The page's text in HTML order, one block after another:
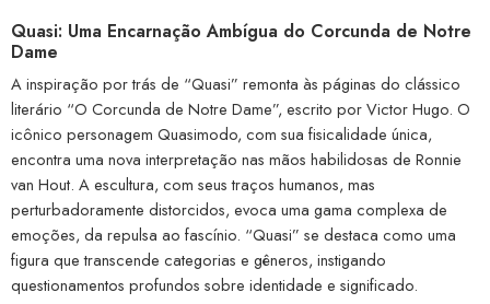
Quasi: Uma Encarnação Ambígua do Corcunda de Notre
Dame
A inspiração por trás de “Quasi” remonta às páginas do clássico
literário “O Corcunda de Notre Dame”, escrito por Victor Hugo. O
icônico personagem Quasimodo, com sua fisicalidade única,
encontra uma nova interpretação nas mãos habilidosas de Ronnie
van Hout. A escultura, com seus traços humanos, mas
perturbadoramente distorcidos, evoca uma gama complexa de
emoções, da repulsa ao fascínio. “Quasi” se destaca como uma
figura que transcende categorias e gêneros, instigando
questionamentos profundos sobre identidade e significado.